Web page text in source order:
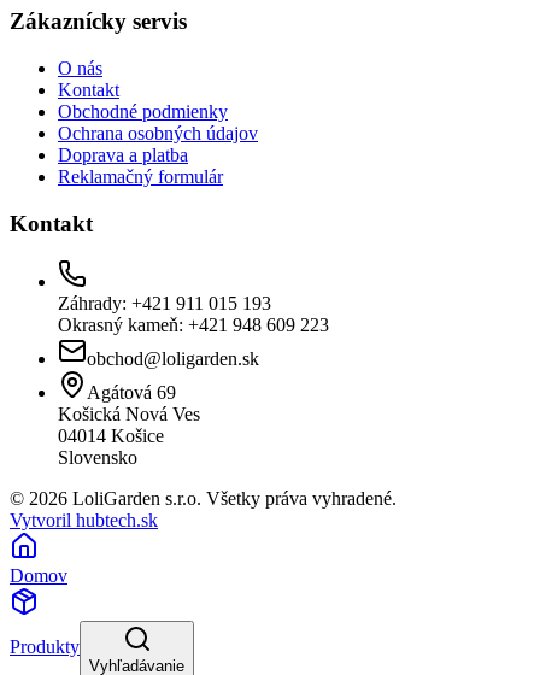
Zákaznícky servis
O nás
Kontakt
Obchodné podmienky
Ochrana osobných údajov
Doprava a platba
Reklamačný formulár
Kontakt
Záhrady: +421 911 015 193
Okrasný kameň: +421 948 609 223
obchod@loligarden.sk
Agátová 69
Košická Nová Ves
04014 Košice
Slovensko
© 2026 LoliGarden s.r.o. Všetky práva vyhradené.
Vytvoril hubtech.sk
Domov
Produkty
Vyhľadávanie